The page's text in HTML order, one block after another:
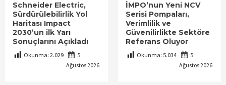
Schneider Electric,
Sürdürülebilirlik Yol
Haritası Impact
2030’un ilk Yarı
Sonuçlarını Açıkladı
Okunma: 2.029
5
Ağustos 2026
İMPO’nun Yeni NCV
Serisi Pompaları,
Verimlilik ve
Güvenilirlikte Sektöre
Referans Oluyor
Okunma: 5.034
5
Ağustos 2026